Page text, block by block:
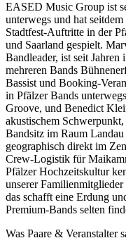
EASED Music Group ist
unterwegs und hat
Stadtfest-Auftritte in der
und Saarland gespielt.
Bandleader, ist seit
mehreren Bands
Bassist und Booking-
in Pfälzer Bands
Groove, und Benedict
akustischem
Bandsitz im Raum
geographisch direkt im
Crew-Logistik für
Pfälzer Hochzeitskultur
unserer Familienmitglieder
das schafft eine Erdung
Premium-Bands selten
Was Paare & Veranstalter